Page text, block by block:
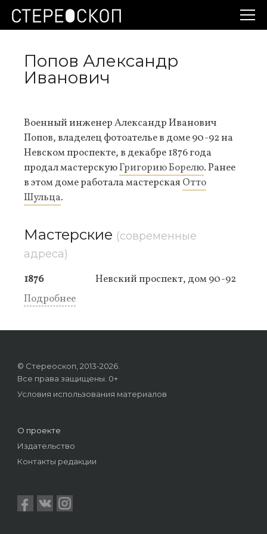
Попов Александр
Иванович
Военный инженер Александр Иванович
Попов, владелец фотоателье в доме 90-92 на
Невском проспекте, в декабре 1876 года
продал мастерскуюГригорию Борелю. Ранее
в этом доме работала мастерская Отто
Шульца.
Мастерские (современные
адреса)
1876
Невский проспект, дом 90-92
Подробнее
© Стереоскоп, 2013-2026.
Все права защищены. 0+
Условия использования материалов
О проекте
Издательство
Контакты редакции